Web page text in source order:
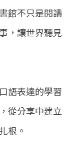
館不只是閱讀
，讓世界聽見
語表達的學習
從分享中建立
根。